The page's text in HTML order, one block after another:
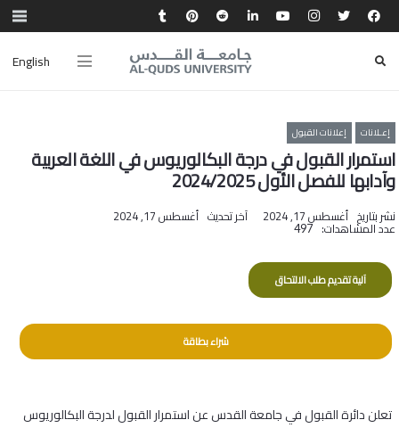
English
إعـلانات إعلانات القبول
استمرار القبول في درجة البكالوريوس في اللغة العربية
وآدابها للفصل الأول 2024/2025
نشر بتاريخ أغسطس 17, 2024 آخر تحديث أغسطس 17, 2024
عدد المشاهدات: 497
آلية تقديم طلب الالتحاق
شراء بطاقة
تعلن دائرة القبول في جامعة القدس عن استمرار القبول لدرجة البكالوريوس